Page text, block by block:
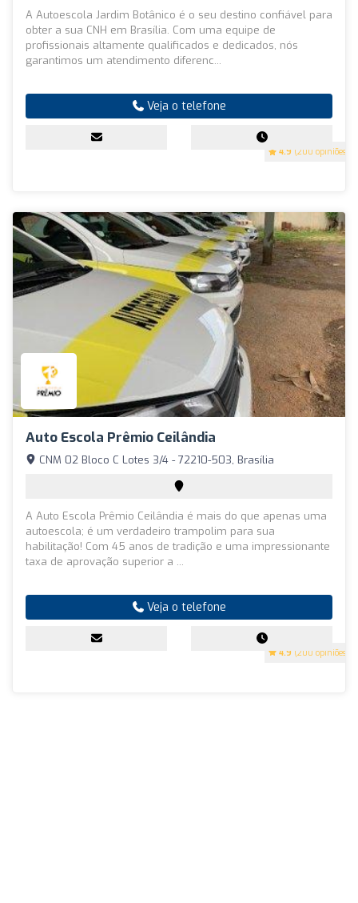
4.9 (200 opiniões)
A Autoescola Jardim Botânico é o seu destino confiável para
obter a sua CNH em Brasília. Com uma equipe de
profissionais altamente qualificados e dedicados, nós
garantimos um atendimento diferenc...
Veja o telefone
Auto Escola Prêmio Ceilândia
4.9 (200 opiniões)
CNM 02 Bloco C Lotes 3/4 - 72210-503, Brasília
A Auto Escola Prêmio Ceilândia é mais do que apenas uma
autoescola; é um verdadeiro trampolim para sua
habilitação! Com 45 anos de tradição e uma impressionante
taxa de aprovação superior a ...
Veja o telefone